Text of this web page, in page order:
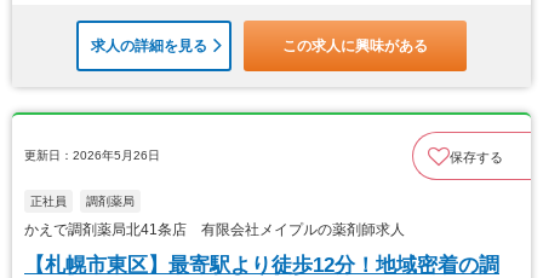
求人の詳細を見る この求人に興味がある
更新日：2026年5月26日 保存する
正社員 調剤薬局
かえで調剤薬局北41条店 有限会社メイプルの薬剤師求人
【札幌市東区】最寄駅より徒歩12分！地域密着の調